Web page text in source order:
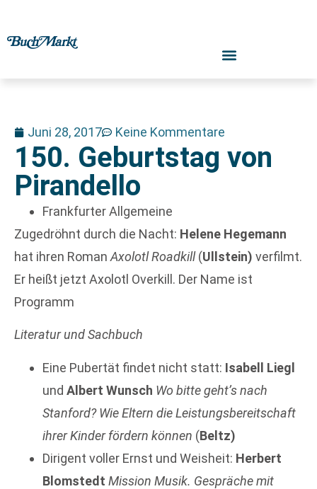
Juni 28, 2017 Keine Kommentare
150. Geburtstag von
Pirandello
Frankfurter Allgemeine
Zugedröhnt durch die Nacht: Helene Hegemann
hat ihren Roman Axolotl Roadkill(Ullstein) verfilmt.
Er heißt jetzt Axolotl Overkill. Der Name ist
Programm
Literatur und Sachbuch
Eine Pubertät findet nicht statt: Isabell Liegl
und Albert Wunsch Wo bitte geht’s nach
Stanford? Wie Eltern die Leistungsbereitschaft
ihrer Kinder fördern können (Beltz)
Dirigent voller Ernst und Weisheit: Herbert
Blomstedt Mission Musik. Gespräche mit